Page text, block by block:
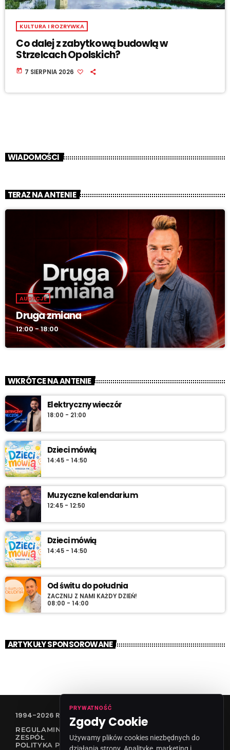
KULTURA I ROZRYWKA
Co dalej z zabytkową budowlą w
Strzelcach Opolskich?
today 7 SIERPNIA 2026
WIADOMOŚCI
TERAZ NA ANTENIE
AUDYCJE
Druga zmiana
12:00 - 18:00
WKRÓTCE NA ANTENIE
Elektryczny wieczór
18:00 - 21:00
Dzieci mówią
14:45 - 14:50
Muzyczne kalendarium
12:45 - 12:50
Dzieci mówią
14:45 - 14:50
Od świtu do południa
ZACZNIJ Z NAMI KAŻDY DZIEŃ!
08:00 - 14:00
ARTYKUŁY SPONSOROWANE
1994-2026 RADIO VANESSA SPÓŁKA Z O.O
REGULAMIN KONKURSÓW
ZESPÓŁ
POLITYKA PRYWATNOŚCI
PRYWATNOŚĆ
Zgody Cookie
Używamy plików cookies niezbędnych do